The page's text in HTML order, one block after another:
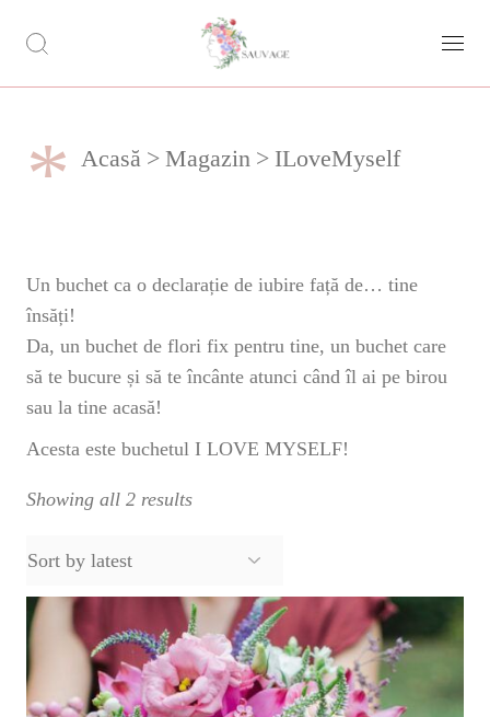
* Acasă Magazin ILoveMyself
Un buchet ca o declarație de iubire față de… tine
însăți!
Da, un buchet de flori fix pentru tine, un buchet care
să te bucure și să te încânte atunci când îl ai pe birou
sau la tine acasă!
Acesta este buchetul I LOVE MYSELF!
Showing all 2 results